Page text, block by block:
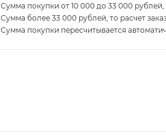
Сумма покупки от 10 000 до 33 000 рублей,
Сумма более 33 000 рублей, то расчет
Сумма покупки пересчитывается